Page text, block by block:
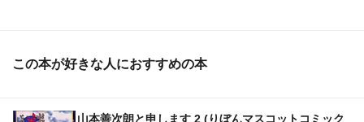
この本が好きな人におすすめの本
山本善次朗と申します 2 (りぼんマスコットコミック